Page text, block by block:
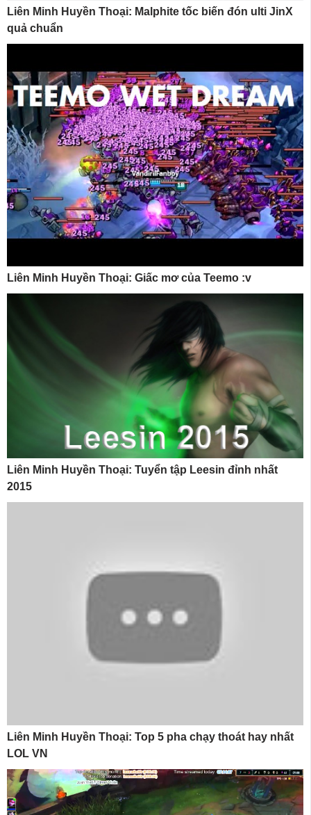
Liên Minh Huyền Thoại: Malphite tốc biến đón ulti JinX
quả chuẩn
Liên Minh Huyền Thoại: Giấc mơ của Teemo :v
Liên Minh Huyền Thoại: Tuyển tập Leesin đỉnh nhất
2015
Liên Minh Huyền Thoại: Top 5 pha chạy thoát hay nhất
LOL VN